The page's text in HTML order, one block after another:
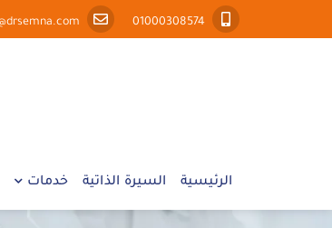
الرئيسية السيرة الذاتية خدمات